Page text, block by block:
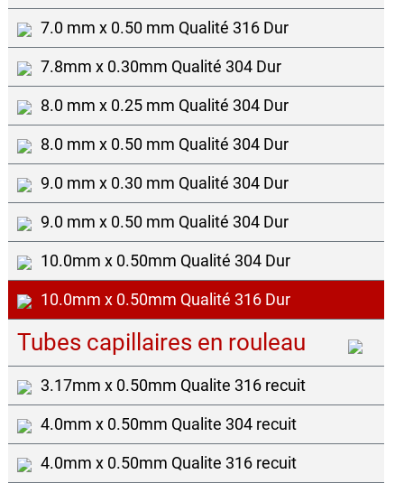
7.0 mm x 0.50 mm Qualité 316 Dur
7.8mm x 0.30mm Qualité 304 Dur
8.0 mm x 0.25 mm Qualité 304 Dur
8.0 mm x 0.50 mm Qualité 304 Dur
9.0 mm x 0.30 mm Qualité 304 Dur
9.0 mm x 0.50 mm Qualité 304 Dur
10.0mm x 0.50mm Qualité 304 Dur
10.0mm x 0.50mm Qualité 316 Dur
Tubes capillaires en rouleau
3.17mm x 0.50mm Qualite 316 recuit
4.0mm x 0.50mm Qualite 304 recuit
4.0mm x 0.50mm Qualite 316 recuit